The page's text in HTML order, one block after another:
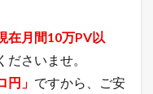
在月間10万PV以
さいませ。
円」 ですから、ご安